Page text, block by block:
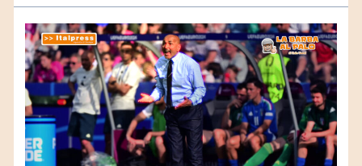
La
barba
al
palo
–
Il
naufragio